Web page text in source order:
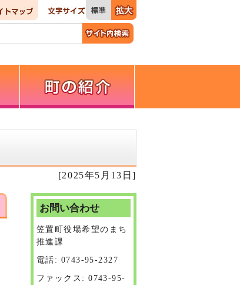
[2025年5月13日]
お問い合わせ
笠置町役場希望のまち
推進課
電話: 0743-95-2327
ファックス: 0743-95-